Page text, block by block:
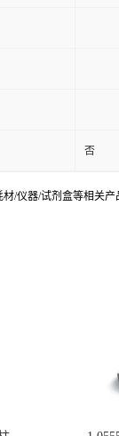
否
/仪器/试剂盒等相关